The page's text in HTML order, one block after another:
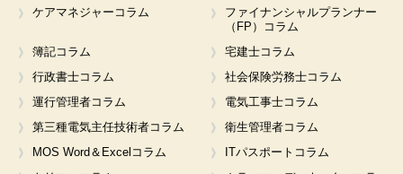
ケアマネジャーコラム
ファイナンシャルプランナー
（FP）コラム
簿記コラム
宅建士コラム
行政書士コラム
社会保険労務士コラム
運行管理者コラム
電気工事士コラム
第三種電気主任技術者コラム
衛生管理者コラム
MOS Word＆Excelコラム
ITパスポートコラム